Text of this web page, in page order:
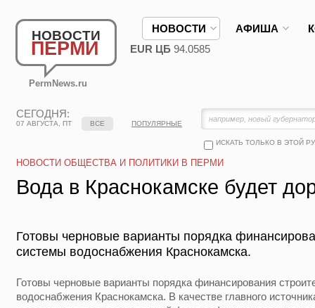
НОВОСТИ
ПЕРМИ
PermNews.ru
НОВОСТИ АФИША
EUR ЦБ 94.0585
СЕГОДНЯ:
07 АВГУСТА, ПТ
ИСКАТЬ ТОЛЬКО В ЭТОЙ
ВСЕ ПОПУЛЯРНЫЕ
НОВОСТИ ОБЩЕСТВА И ПОЛИТИКИ В ПЕРМИ
Вода в Краснокамске будет
Готовы черновые варианты порядка
системы водоснабжения Краснокамска.
Готовы черновые варианты порядка финансирования
водоснабжения Краснокамска. В качестве главного